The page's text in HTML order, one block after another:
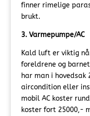
finner rimelige
brukt.
3. Varmepumpe/AC
Kald luft er viktig
foreldrene og
har man i hovedsak
aircondition eller
mobil AC koster
koster fort 25000,-